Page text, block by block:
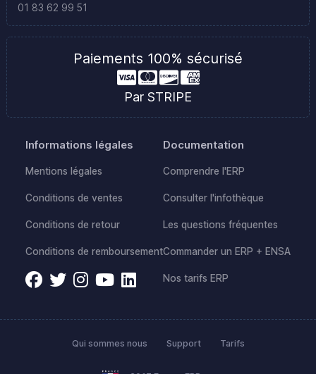
01 83 62 99 51
Paiements 100% sécurisé
Par STRIPE
Informations légales
Mentions légales
Conditions de ventes
Conditions de retour
Conditions de remboursement
Documentation
Comprendre l'ERP
Consulter l'infothèque
Les questions fréquentes
Commander un ERP + ENSA
Nos tarifs ERP
Qui sommes nous Support Tarifs